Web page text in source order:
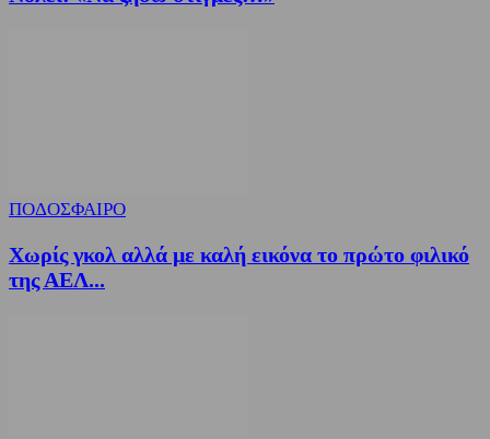
ΠΟΔΟΣΦΑΙΡΟ
Χωρίς γκολ αλλά με καλή εικόνα το πρώτο φιλικό
της ΑΕΛ...